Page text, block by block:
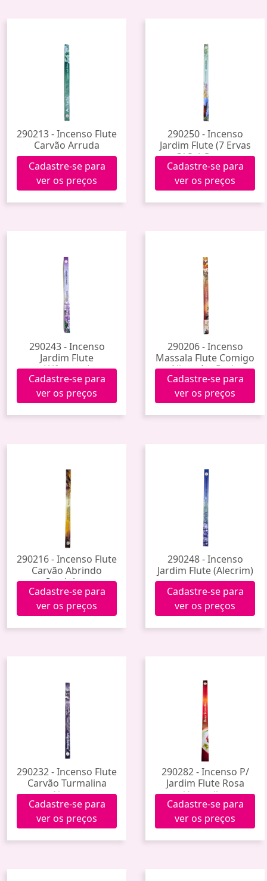
290213 - Incenso Flute
Carvão Arruda
Cadastre-se para
ver os preços
290250 - Incenso
Jardim Flute (7 Ervas
C/ Sal Grosso
Canforado)
Cadastre-se para
ver os preços
290243 - Incenso
Jardim Flute
(Alfazema)
Cadastre-se para
ver os preços
290206 - Incenso
Massala Flute Comigo
Ninguém Pode
Cadastre-se para
ver os preços
290216 - Incenso Flute
Carvão Abrindo
Caminhos
Cadastre-se para
ver os preços
290248 - Incenso
Jardim Flute (Alecrim)
Cadastre-se para
ver os preços
290232 - Incenso Flute
Carvão Turmalina
Negra
Cadastre-se para
ver os preços
290282 - Incenso P/
Jardim Flute Rosa
Vermelha
Cadastre-se para
ver os preços